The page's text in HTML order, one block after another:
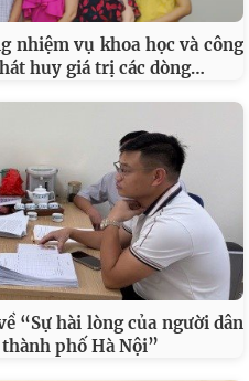
nhiệm vụ khoa học và công
huy giá trị các dòng…
“Sự hài lòng của người dân
phố Hà Nội”